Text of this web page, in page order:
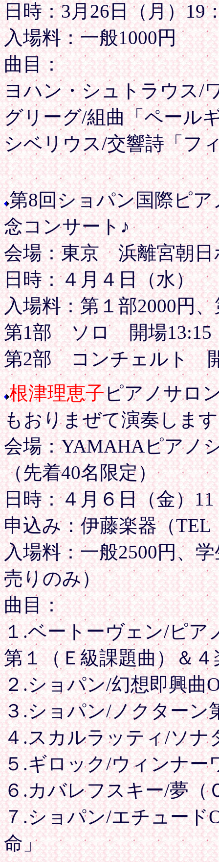
日時：3月26日（月）19
入場料：一般1000円
曲目：
ヨハン・シュトラウス/
グリーグ/組曲「ペール
シベリウス/交響詩「フ
第8回ショパン国際ピ
念コンサート♪
会場：東京 浜離宮朝
日時：４月４日（水）
入場料：第１部2000円
第1部 ソロ 開場13:15
第2部 コンチェルト
根津理恵子ピアノサロ
もおりまぜて演奏しま
会場：YAMAHAピアノ
（先着40名限定）
日時：４月６日（金）11
申込み：伊藤楽器（TEL
入場料：一般2500円、
売りのみ）
曲目：
１.ベートーヴェン/ピア
第１（Ｅ級課題曲）＆４
２.ショパン/幻想即興曲
３.ショパン/ノクターン
４.スカルラッティ/ソナ
５.ギロック/ウィンナー
６.カバレフスキー/夢（
７.ショパン/エチュード
命」